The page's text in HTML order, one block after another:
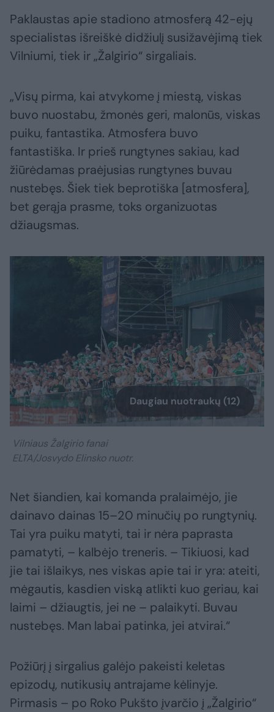
Paklaustas apie stadiono atmosferą 42-ejų
specialistas išreiškė didžiulį susižavėjimą tiek
Vilniumi, tiek ir „Žalgirio“ sirgaliais.
„Visų pirma, kai atvykome į miestą, viskas
buvo nuostabu, žmonės geri, malonūs, viskas
puiku, fantastika. Atmosfera buvo
fantastiška. Ir prieš rungtynes sakiau, kad
žiūrėdamas praėjusias rungtynes buvau
nustebęs. Šiek tiek beprotiška [atmosfera],
bet gerąja prasme, toks organizuotas
džiaugsmas.
Daugiau nuotraukų (12)
Vilniaus Žalgirio fanai
ELTA/Josvydo Elinsko nuotr.
Net šiandien, kai komanda pralaimėjo, jie
dainavo dainas 15–20 minučių po rungtynių.
Tai yra puiku matyti, tai ir nėra paprasta
pamatyti, – kalbėjo treneris. – Tikiuosi, kad
jie tai išlaikys, nes viskas apie tai ir yra: ateiti,
mėgautis, kasdien viską atlikti kuo geriau, kai
laimi – džiaugtis, jei ne – palaikyti. Buvau
nustebęs. Man labai patinka, jei atvirai.“
Požiūrį į sirgalius galėjo pakeisti keletas
epizodų, nutikusių antrajame kėlinyje.
Pirmasis – po Roko Pukšto įvarčio į „Žalgirio“